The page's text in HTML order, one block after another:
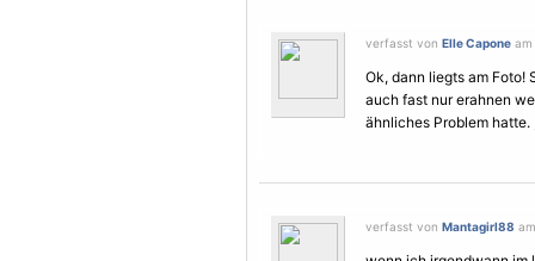
verfasst von Elle Capone am
Ok, dann liegts am Foto!
auch fast nur erahnen
ähnliches Problem hatte.
verfasst von Mantagirl88